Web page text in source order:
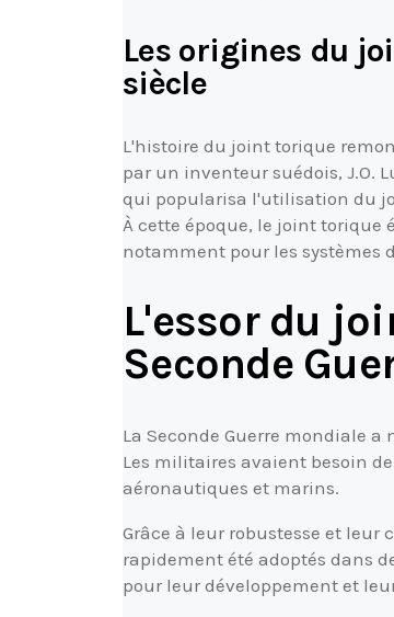
Les origines du
siècle
L'histoire du joint torique
par un inventeur suédois, J.O.
qui popularisa l'utilisation du
À cette époque, le joint
notamment pour les systèmes
L'essor du
Seconde
La Seconde Guerre mondiale
Les militaires avaient besoin
aéronautiques et marins.
Grâce à leur robustesse et leur
rapidement été adoptés dans
pour leur développement et